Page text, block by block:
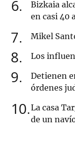
6
Bizkaia
en casi 40
7 Mikel
8 Los
9
Detienen
órdenes
10 La casa
de un